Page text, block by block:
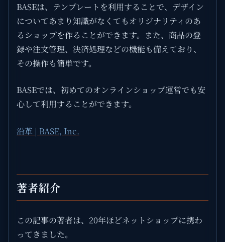
BASEは、テンプレートを利用することで、デザイン
についてあまり知識がなくてもオリジナリティのあ
るショップを作ることができます。また、商品の登
録や注文管理、決済処理などの機能も備えており、
その操作も簡単です。
BASEでは、初めてのオンラインショップ運営でも安
心して利用することができます。
沿革 | BASE, Inc.
著者紹介
この記事の著者は、20年ほどネットショップに携わ
ってきました。